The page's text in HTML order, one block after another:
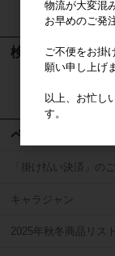
検索
ページメニュー
「掛け払い決済」の
キャラジャン
2025年秋冬商品リスト
物流が大変混
お早めのご発
ご不便をお掛
願い申し上げ
以上、お忙し
す。